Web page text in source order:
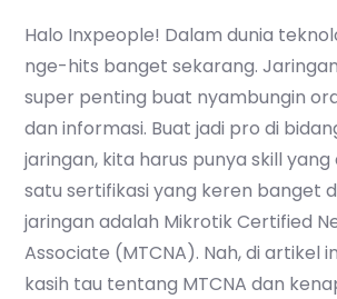
Halo Inxpeople! Dalam dunia
nge-hits banget sekarang.
super penting buat nyambungin
dan informasi. Buat jadi pro di
jaringan, kita harus punya skill yang
satu sertifikasi yang keren banget
jaringan adalah Mikrotik Certified
Associate (MTCNA). Nah, di artikel
kasih tau tentang MTCNA dan